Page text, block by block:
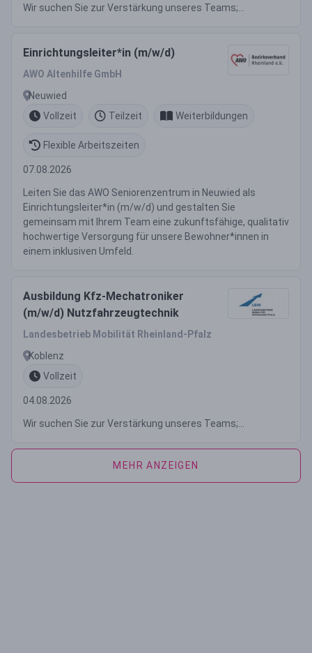
Wir suchen Sie zur Verstärkung unseres Teams;...
Einrichtungsleiter*in (m/w/d)
AWO Altenhilfe GmbH
Neuwied
Vollzeit
Teilzeit Weiterbildungen
Flexible Arbeitszeiten
07.08.2026
Leiten Sie das AWO Seniorenzentrum in Neuwied als
Einrichtungsleiter*in (m/w/d) und gestalten Sie
gemeinsam mit Ihrem Team eine zukunftsfähige, qualitativ
hochwertige Versorgung für unsere Bewohner*innen in
einem inklusiven Umfeld.
Ausbildung Kfz-Mechatroniker
(m/w/d) Nutzfahrzeugtechnik
Landesbetrieb Mobilität Rheinland-Pfalz
Koblenz
Vollzeit
04.08.2026
Wir suchen Sie zur Verstärkung unseres Teams;...
MEHR ANZEIGEN